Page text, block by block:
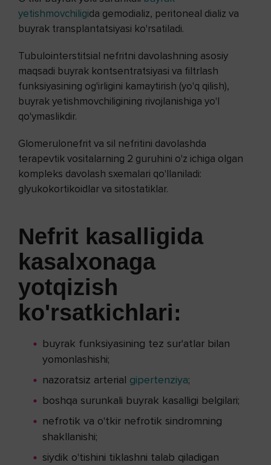
yetishmovchiligida gemodializ, peritoneal dializ va
buyrak transplantatsiyasi ko'rsatiladi.
Tubulointerstitsial nefritni davolashning asosiy
maqsadi buyrak kontsentratsiyasi va filtrlash
funksiyasining og'irligini kamaytirish (yo'q qilish),
buyrak yetishmovchiligining rivojlanishiga yo'l
qo'ymaslikdir.
Glomerulonefrit va sil nefritini davolashda
terapevtik vositalarning 2 guruhini o'z ichiga olgan
kompleks davolash sxemalari qo'llaniladi:
glyukokortikoidlar va sitostatiklar.
Nefrit kasalligida
kasalxonaga
yotqizish
ko'rsatkichlari:
buyrak funksiyasining tez sur'atlar bilan
yomonlashishi;
nazoratsiz arterial gipertenziya;
boshqa surunkali buyrak kasalligi belgilari;
nefrotik va o'tkir nefrotik sindromning
shakllanishi;
siydik o'tishini tiklashni talab qiladigan